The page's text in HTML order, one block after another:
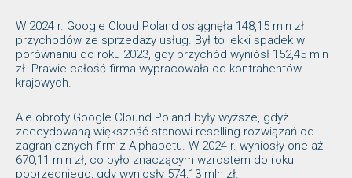
W 2024 r. Google Cloud Poland osiągnęła 148,15 mln zł
przychodów ze sprzedaży usług. Był to lekki spadek w
porównaniu do roku 2023, gdy przychód wyniósł 152,45 mln
zł. Prawie całość firma wypracowała od kontrahentów
krajowych.
Ale obroty Google Clound Poland były wyższe, gdyż
zdecydowaną większość stanowi reselling rozwiązań od
zagranicznych firm z Alphabetu. W 2024 r. wyniosły one aż
670,11 mln zł, co było znaczącym wzrostem do roku
poprzedniego, gdy wyniosły 574,13 mln zł.